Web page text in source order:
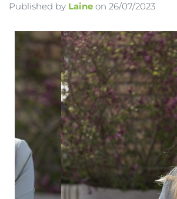
Published by Laine on 26/07/2023